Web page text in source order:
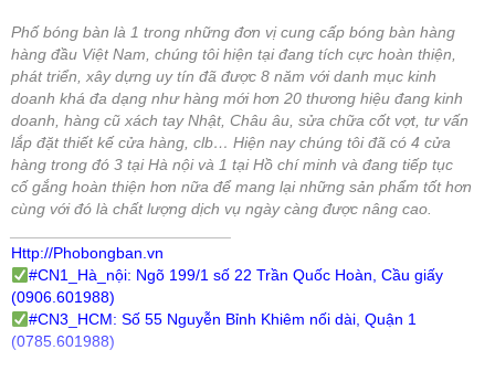
Phố bóng bàn là 1 trong những đơn vị cung cấp bóng bàn hàng
hàng đầu Việt Nam, chúng tôi hiện tại đang tích cực hoàn thiện,
phát triển, xây dựng uy tín đã được 8 năm với danh mục kinh
doanh khá đa dạng như hàng mới hơn 20 thương hiệu đang kinh
doanh, hàng cũ xách tay Nhật, Châu âu, sửa chữa cốt vợt, tư vấn
lắp đặt thiết kế cửa hàng, clb… Hiện nay chúng tôi đã có 4 cửa
hàng trong đó 3 tại Hà nội và 1 tại Hồ chí minh và đang tiếp tục
cố gắng hoàn thiện hơn nữa để mang lại những sản phẩm tốt hơn
cùng với đó là chất lượng dịch vụ ngày càng được nâng cao.
Http://Phobongban.vn
#CN1_Hà_nội: Ngõ 199/1 số 22 Trần Quốc Hoàn, Cầu giấy
(0906.601988)
#CN3_HCM: Số 55 Nguyễn Bỉnh Khiêm nối dài, Quận 1
(0785.601988)